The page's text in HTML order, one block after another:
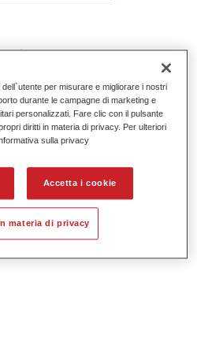
è adatto per un uso con
285, un sistema di base opaca
su una speciale
per vernici pastello e
veloce in 1,5 mani.
per misurare e migliorare i nostri
durante le campagne di marketing e
personalizzati. Fare clic con il pulsante
diritti in materia di privacy. Per ulteriori
sulla privacy
Accetta i cookie
materia di privacy